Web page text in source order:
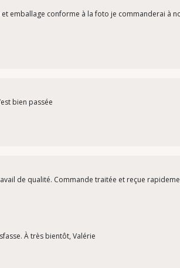
emballage conforme à la foto je commanderai à
bien passée
de qualité. Commande traitée et reçue
À très bientôt, Valérie